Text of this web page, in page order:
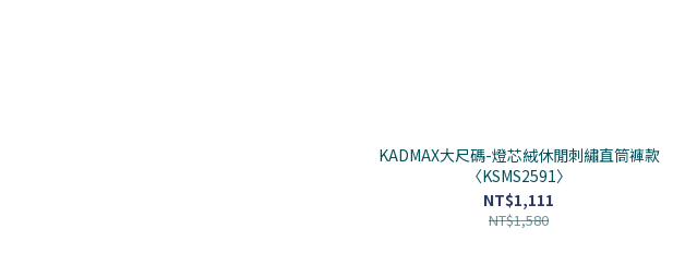
KADMAX大尺碼-燈芯絨休閒刺繡直筒褲款
〈KSMS2591〉
NT$1,111
NT$1,580